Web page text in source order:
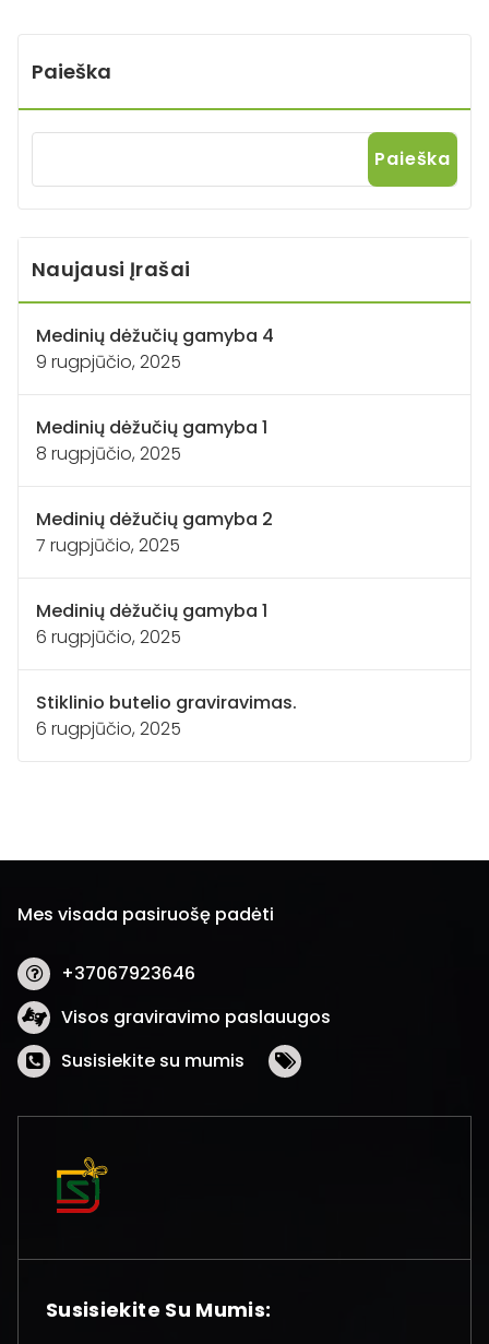
Paieška
Paieška
Naujausi Įrašai
Medinių dėžučių gamyba 4
9 rugpjūčio, 2025
Medinių dėžučių gamyba 1
8 rugpjūčio, 2025
Medinių dėžučių gamyba 2
7 rugpjūčio, 2025
Medinių dėžučių gamyba 1
6 rugpjūčio, 2025
Stiklinio butelio graviravimas.
6 rugpjūčio, 2025
Mes visada pasiruošę padėti
+37067923646
Visos graviravimo paslauugos
Susisiekite su mumis
Susisiekite Su Mumis: